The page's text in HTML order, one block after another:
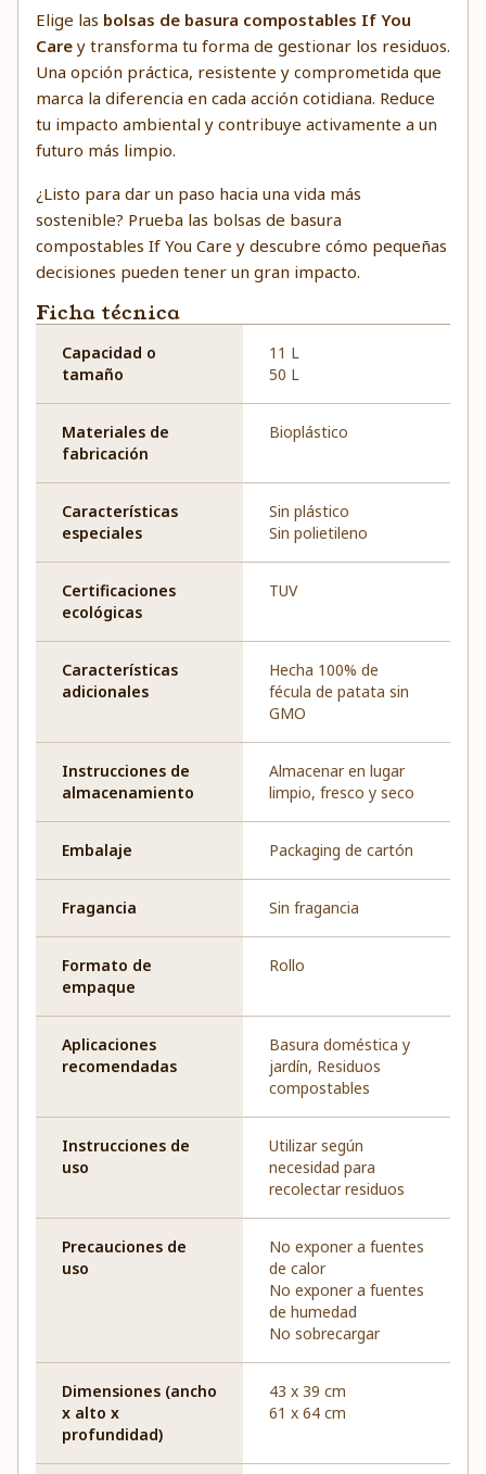
Elige las bolsas de basura compostables If You
Care y transforma tu forma de gestionar los residuos.
Una opción práctica, resistente y comprometida que
marca la diferencia en cada acción cotidiana. Reduce
tu impacto ambiental y contribuye activamente a un
futuro más limpio.
¿Listo para dar un paso hacia una vida más
sostenible? Prueba las bolsas de basura
compostables If You Care y descubre cómo pequeñas
decisiones pueden tener un gran impacto.
Ficha técnica
Capacidad o
tamaño
11 L
50 L
Materiales de
fabricación
Bioplástico
Características
especiales
Sin plástico
Sin polietileno
Certificaciones
ecológicas
TUV
Características
adicionales
Hecha 100% de
fécula de patata sin
GMO
Instrucciones de
almacenamiento
Almacenar en lugar
limpio, fresco y seco
Embalaje Packaging de cartón
Fragancia Sin fragancia
Formato de
empaque
Rollo
Aplicaciones
recomendadas
Basura doméstica y
jardín, Residuos
compostables
Instrucciones de
uso
Utilizar según
necesidad para
recolectar residuos
Precauciones de
uso
No exponer a fuentes
de calor
No exponer a fuentes
de humedad
No sobrecargar
Dimensiones (ancho
x alto x
profundidad)
43 x 39 cm
61 x 64 cm